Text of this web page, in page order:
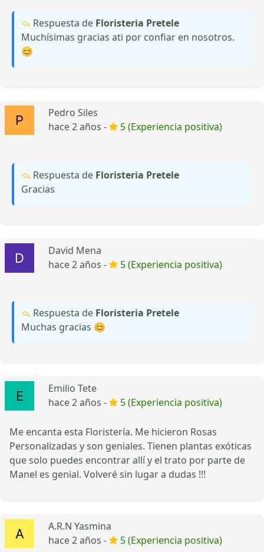
Respuesta de Floristeria Pretele
Muchísimas gracias ati por confiar en nosotros.
😊
Pedro Siles
hace 2 años -
5 (Experiencia positiva)
Respuesta de Floristeria Pretele
Gracias
David Mena
hace 2 años -
5 (Experiencia positiva)
Respuesta de Floristeria Pretele
Muchas gracias 😊
Emilio Tete
hace 2 años -
5 (Experiencia positiva)
Me encanta esta Floristería. Me hicieron Rosas
Personalizadas y son geniales. Tienen plantas exóticas
que solo puedes encontrar allí y el trato por parte de
Manel es genial. Volveré sin lugar a dudas !!!
A.R.N Yasmina
hace 2 años -
5 (Experiencia positiva)